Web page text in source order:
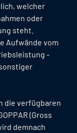
welcher
oder
steht.
Aufwände vom
-
die verfügbaren
(Gross
demnach